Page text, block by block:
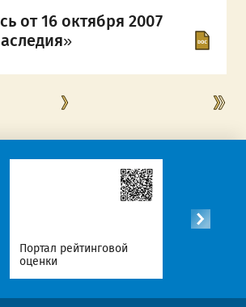
от 16 октября 2007
Портал рейтинговой
оценки